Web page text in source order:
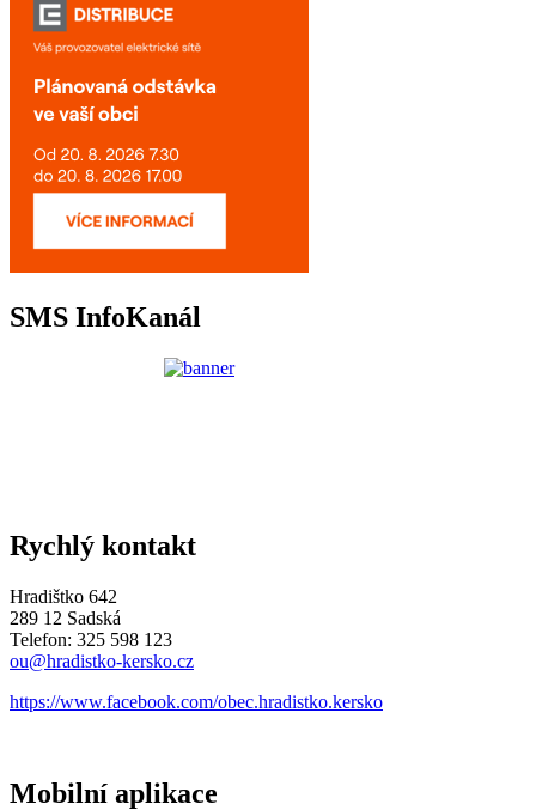
SMS InfoKanál
Rychlý kontakt
Hradištko 642
289 12 Sadská
Telefon: 325 598 123
ou@hradistko-kersko.cz
https://www.facebook.com/obec.hradistko.kersko
Mobilní aplikace